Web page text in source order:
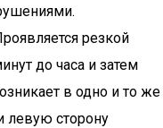
резкой
до часа и затем
в одно и то же
левую сторону